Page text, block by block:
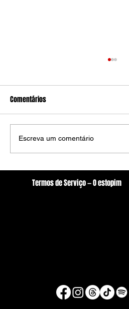
Ministro Dias Tóffoli
Câmara de Arcoverde com
Comentários
Escreva um comentário
Termos de Serviço — O estopim